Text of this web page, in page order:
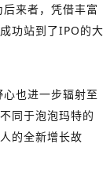
来者，凭借丰富
功站到了IPO的大
也进一步辐射至
同于泡泡玛特的
的全新增长故